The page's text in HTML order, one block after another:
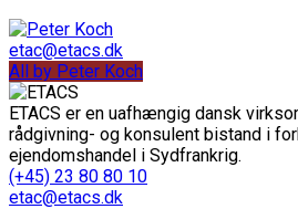
etac@etacs.dk
All by Peter Koch
ETACS er en uafhængig dansk
rådgivning- og konsulent bistand i
ejendomshandel i Sydfrankrig.
(+45) 23 80 80 10
etac@etacs.dk